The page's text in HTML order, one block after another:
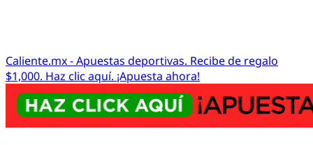
Caliente.mx - Apuestas deportivas. Recibe de regalo
$1,000. Haz clic aquí. ¡Apuesta ahora!